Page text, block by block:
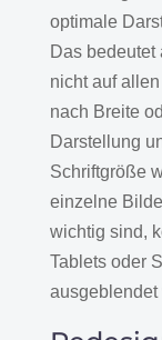
optimale
Das bedeutet
nicht auf
nach Breite
Darstellung
Schriftgröße
einzelne
wichtig sind,
Tablets oder
ausgeblendet